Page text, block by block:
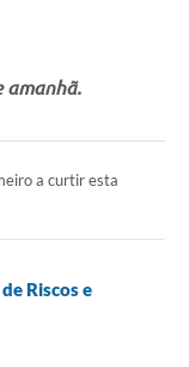
amanhã.
a curtir esta
Riscos e